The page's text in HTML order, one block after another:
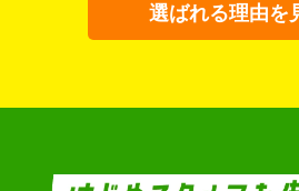
選ばれる理由を